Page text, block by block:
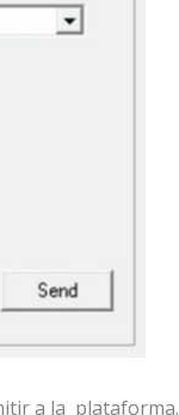
a la plataforma.